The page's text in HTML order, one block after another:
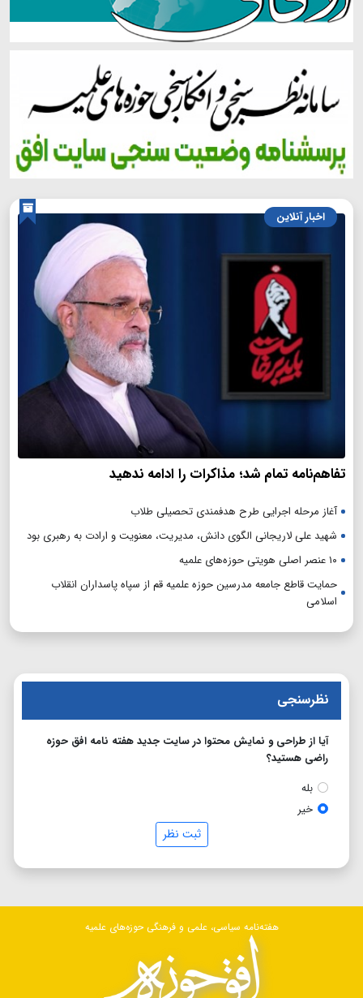
اخبار آنلاین
تفاهم‌نامه تمام شد؛ مذاکرات را ادامه ندهید
آغاز مرحله اجرایی طرح هدفمندی تحصیلی طلاب
شهید علی لاریجانی الگوی دانش، مدیریت، معنویت و ارادت به رهبری بود
۱۰ عنصر اصلی هویتی حوزه‌های علمیه
حمایت قاطع جامعه مدرسین حوزه علمیه قم از سپاه پاسداران انقلاب
اسلامی
نظرسنجی
آیا از طراحی و نمایش محتوا در سایت جدید هفته نامه افق حوزه
راضی هستید؟
بله
خیر
ثبت نظر
هفته‌نامه سیاسی، علمی و فرهنگی حوزه‌های علمیه